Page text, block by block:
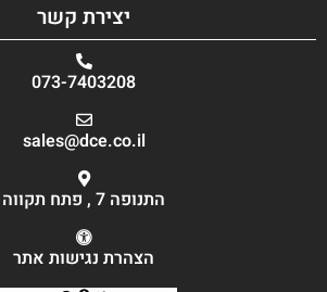
יצירת קשר
073-7403208
sales@dce.co.il
התנופה 7 , פתח תקווה
הצהרת נגישות אתר